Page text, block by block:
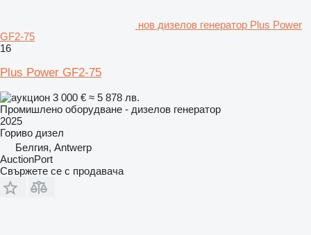
нов дизелов генератор Plus Power
GF2-75
16
Plus Power GF2-75
3 000 € ≈ 5 878 лв.
Промишлено оборудване - дизелов генератор
2025
Гориво дизел
Белгия, Antwerp
AuctionPort
Свържете се с продавача